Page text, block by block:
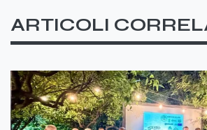
ARTICOLI